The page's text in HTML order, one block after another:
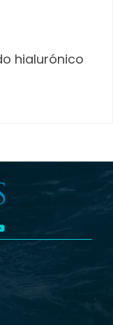
hialurónico